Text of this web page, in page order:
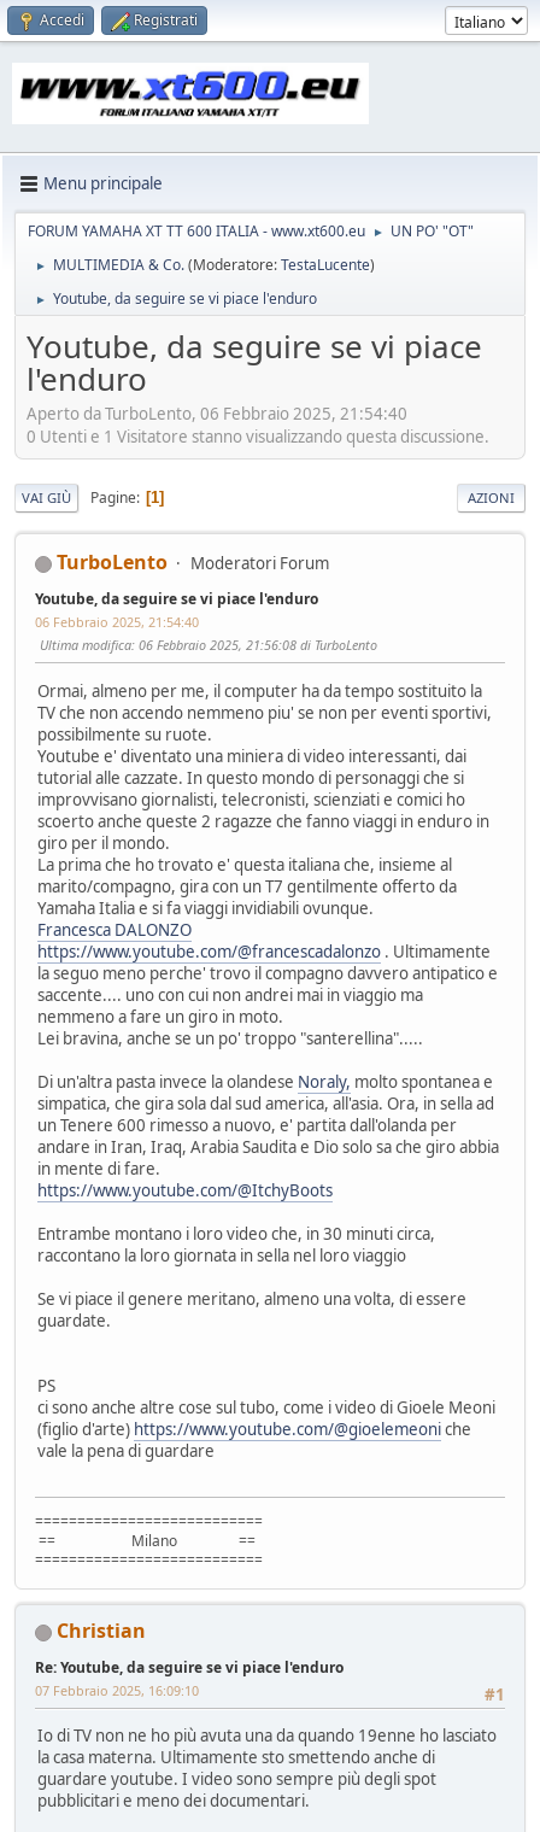
Accedi Registrati
Menu principale
FORUM YAMAHA XT TT 600 ITALIA - www.xt600.eu ► UN PO' "OT"
► MULTIMEDIA & Co.(Moderatore:TestaLucente)
► Youtube, da seguire se vi piace l'enduro
Youtube, da seguire se vi piace
l'enduro
Aperto da TurboLento, 06 Febbraio 2025, 21:54:40
0 Utenti e 1 Visitatore stanno visualizzando questa discussione.
VAI GIÙ Pagine 1 AZIONI
TurboLento Moderatori Forum
Youtube, da seguire se vi piace l'enduro
06 Febbraio 2025, 21:54:40
Ultima modifica: 06 Febbraio 2025, 21:56:08 di TurboLento
Ormai, almeno per me, il computer ha da tempo sostituito la
TV che non accendo nemmeno piu' se non per eventi sportivi,
possibilmente su ruote.
Youtube e' diventato una miniera di video interessanti, dai
tutorial alle cazzate. In questo mondo di personaggi che si
improvvisano giornalisti, telecronisti, scienziati e comici ho
scoerto anche queste 2 ragazze che fanno viaggi in enduro in
giro per il mondo.
La prima che ho trovato e' questa italiana che, insieme al
marito/compagno, gira con un T7 gentilmente offerto da
Yamaha Italia e si fa viaggi invidiabili ovunque.
Francesca DALONZO
https://www.youtube.com/@francescadalonzo . Ultimamente
la seguo meno perche' trovo il compagno davvero antipatico e
saccente.... uno con cui non andrei mai in viaggio ma
nemmeno a fare un giro in moto.
Lei bravina, anche se un po' troppo "santerellina".....
Di un'altra pasta invece la olandese Noraly, molto spontanea e
simpatica, che gira sola dal sud america, all'asia. Ora, in sella ad
un Tenere 600 rimesso a nuovo, e' partita dall'olanda per
andare in Iran, Iraq, Arabia Saudita e Dio solo sa che giro abbia
in mente di fare.
https://www.youtube.com/@ItchyBoots
Entrambe montano i loro video che, in 30 minuti circa,
raccontano la loro giornata in sella nel loro viaggio
Se vi piace il genere meritano, almeno una volta, di essere
guardate.
PS
ci sono anche altre cose sul tubo, come i video di Gioele Meoni
(figlio d'arte) https://www.youtube.com/@gioelemeoniche
vale la pena di guardare
===========================
== Milano ==
===========================
Christian
Re: Youtube, da seguire se vi piace l'enduro
#1
07 Febbraio 2025, 16:09:10
Io di TV non ne ho più avuta una da quando 19enne ho lasciato
la casa materna. Ultimamente sto smettendo anche di
guardare youtube. I video sono sempre più degli spot
pubblicitari e meno dei documentari.